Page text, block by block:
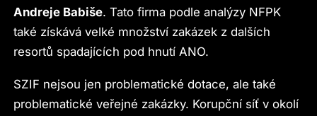
Andreje Babiše. Tato firma podle analýzy NFPK
také získává velké množství zakázek z dalších
resortů spadajících pod hnutí ANO.
SZIF nejsou jen problematické dotace, ale také
problematické veřejné zakázky. Korupční síť v okolí